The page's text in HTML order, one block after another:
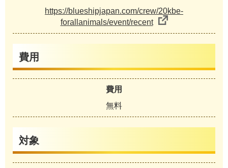
https://blueshipjapan.com/crew/20kbe-
forallanimals/event/recent
費用
費用
無料
対象